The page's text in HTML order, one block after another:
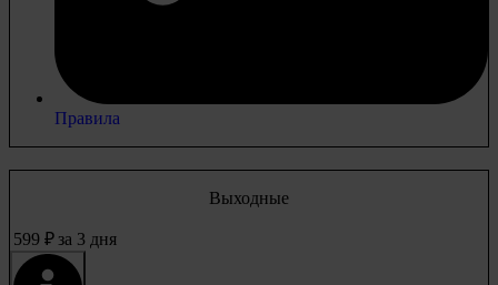
Правила
Выходные
599 ₽ за 3 дня